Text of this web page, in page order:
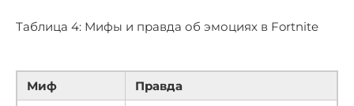
Таблица 4: Мифы и правда об эмоциях в Fortnite
Миф
Правда